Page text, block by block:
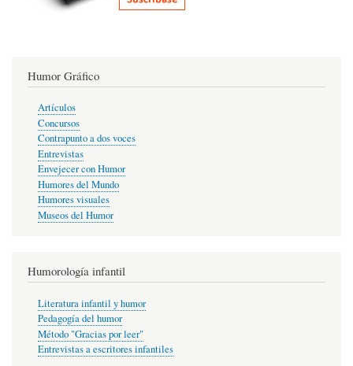
Humor Gráfico
Artículos
Concursos
Contrapunto a dos voces
Entrevistas
Envejecer con Humor
Humores del Mundo
Humores visuales
Museos del Humor
Humorología infantil
Literatura infantil y humor
Pedagogía del humor
Método "Gracias por leer"
Entrevistas a escritores infantiles